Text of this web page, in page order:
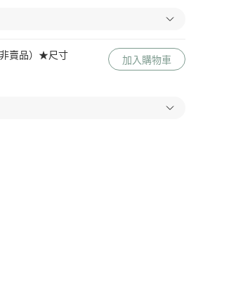
非賣品）★尺寸
加入購物車